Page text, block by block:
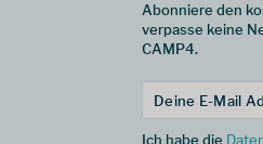
Abonniere den
verpasse keine
CAMP4.
Ich habe die